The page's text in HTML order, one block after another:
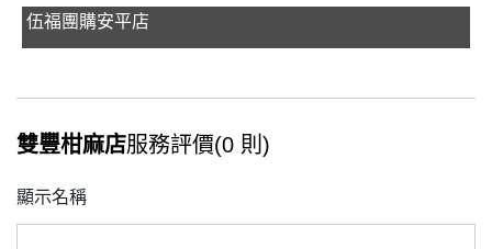
伍福團購安平店
雙豐柑麻店服務評價(0 則)
顯示名稱